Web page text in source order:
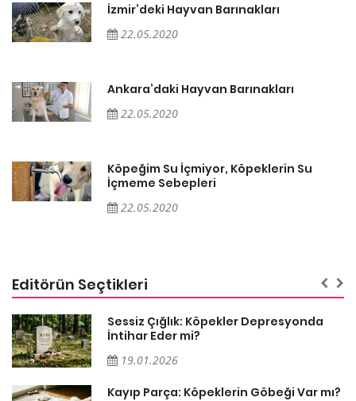
İzmir’deki Hayvan Barınakları
22.05.2020
Ankara’daki Hayvan Barınakları
22.05.2020
Köpeğim Su İçmiyor, Köpeklerin Su
İçmeme Sebepleri
22.05.2020
Editörün Seçtikleri
Sessiz Çığlık: Köpekler Depresyonda
İntihar Eder mi?
19.01.2026
Kayıp Parça: Köpeklerin Göbeği Var mı?